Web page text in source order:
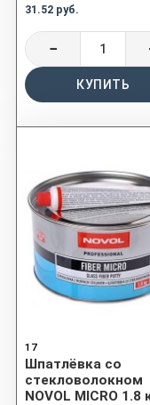
31.52 руб.
−
КУПИТЬ
17
Шпатлёвка со
стекловолокном
NOVOL MICRO 1.8